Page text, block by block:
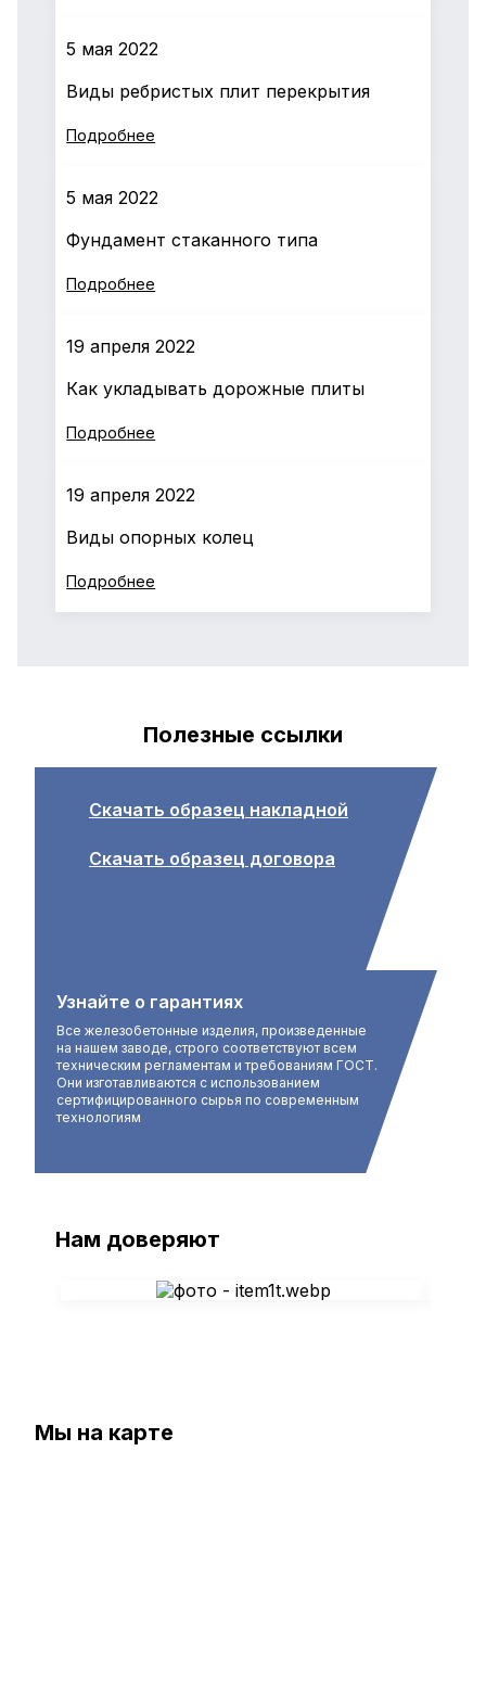
5 мая 2022
Виды ребристых плит перекрытия
Подробнее
5 мая 2022
Фундамент стаканного типа
Подробнее
19 апреля 2022
Как укладывать дорожные плиты
Подробнее
19 апреля 2022
Виды опорных колец
Подробнее
Полезные ссылки
Скачать образец накладной
Скачать образец договора
Узнайте о гарантиях
Все железобетонные изделия, произведенные
на нашем заводе, строго соответствуют всем
техническим регламентам и требованиям ГОСТ.
Они изготавливаются с использованием
сертифицированного сырья по современным
технологиям
Нам доверяют
Мы на карте